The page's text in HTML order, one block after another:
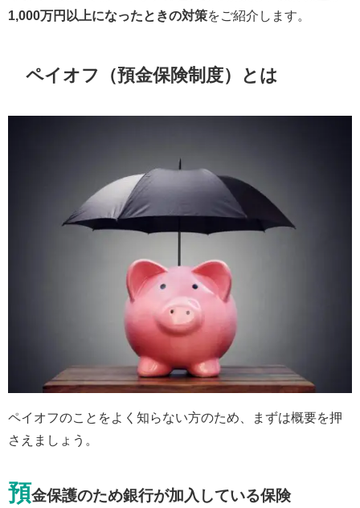
1,000万円以上になったときの対策をご紹介します。
ペイオフ（預金保険制度）とは
ペイオフのことをよく知らない方のため、まずは概要を押
さえましょう。
預金保護のため銀行が加入している保険